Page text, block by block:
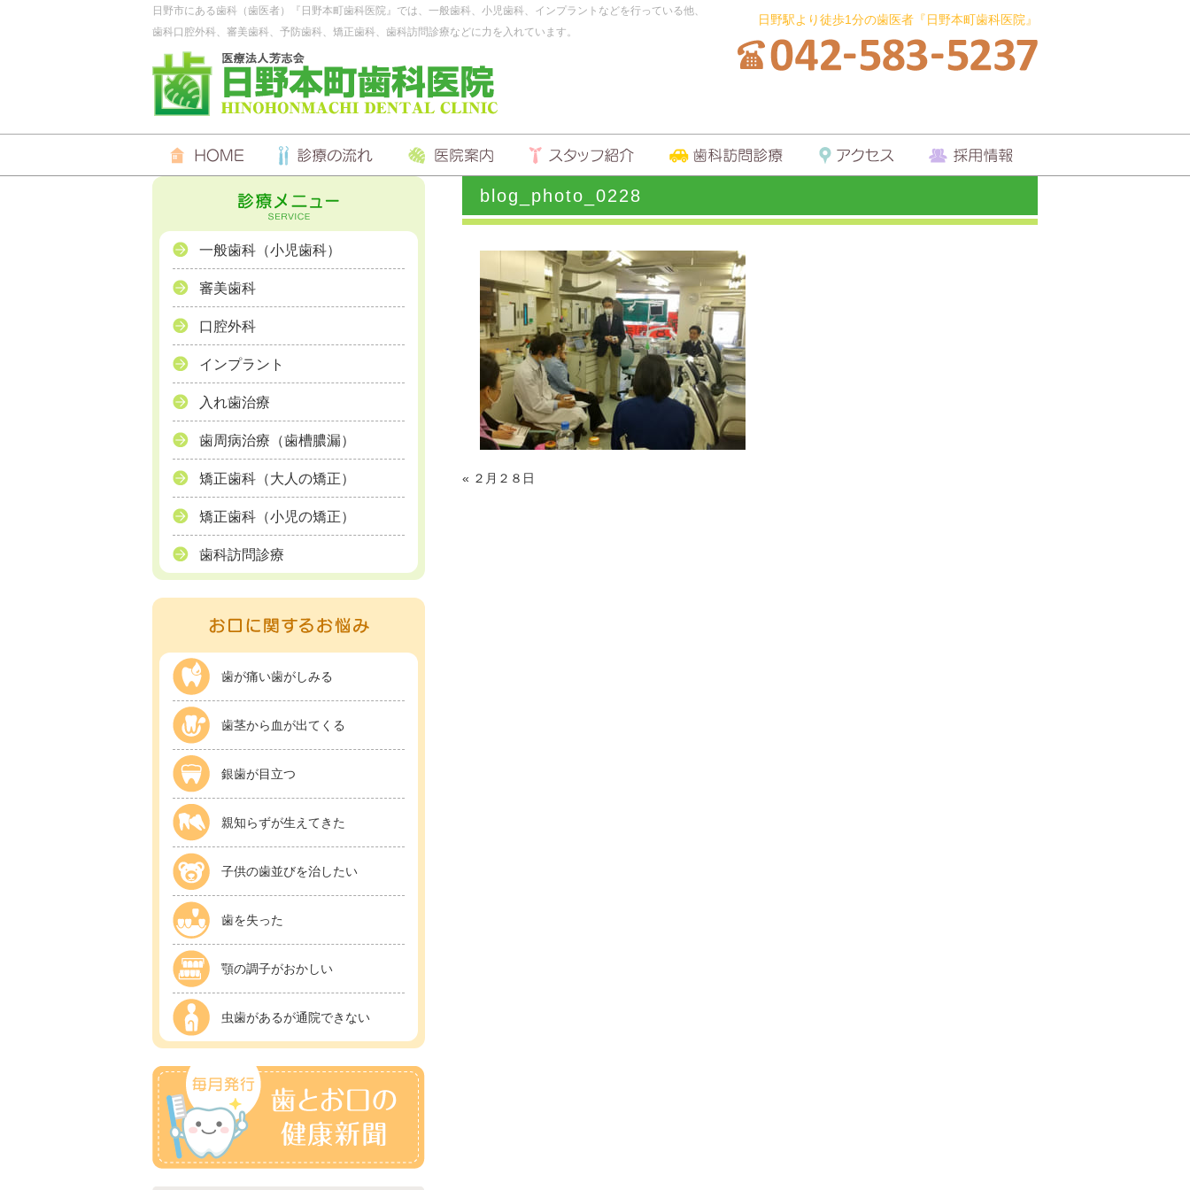
日野市にある歯科（歯医者）『日野本町歯科医院』では、一般歯科、小児歯科、インプラントなどを行っている他、
歯科口腔外科、審美歯科、予防歯科、矯正歯科、歯科訪問診療などに力を入れています。
日野駅より徒歩1分の歯医者『日野本町歯科医院』
blog_photo_0228
« ２月２８日
一般歯科（小児歯科）
審美歯科
口腔外科
インプラント
入れ歯治療
歯周病治療（歯槽膿漏）
矯正歯科（大人の矯正）
矯正歯科（小児の矯正）
歯科訪問診療
歯が痛い歯がしみる
歯茎から血が出てくる
銀歯が目立つ
親知らずが生えてきた
子供の歯並びを治したい
歯を失った
顎の調子がおかしい
虫歯があるが通院できない